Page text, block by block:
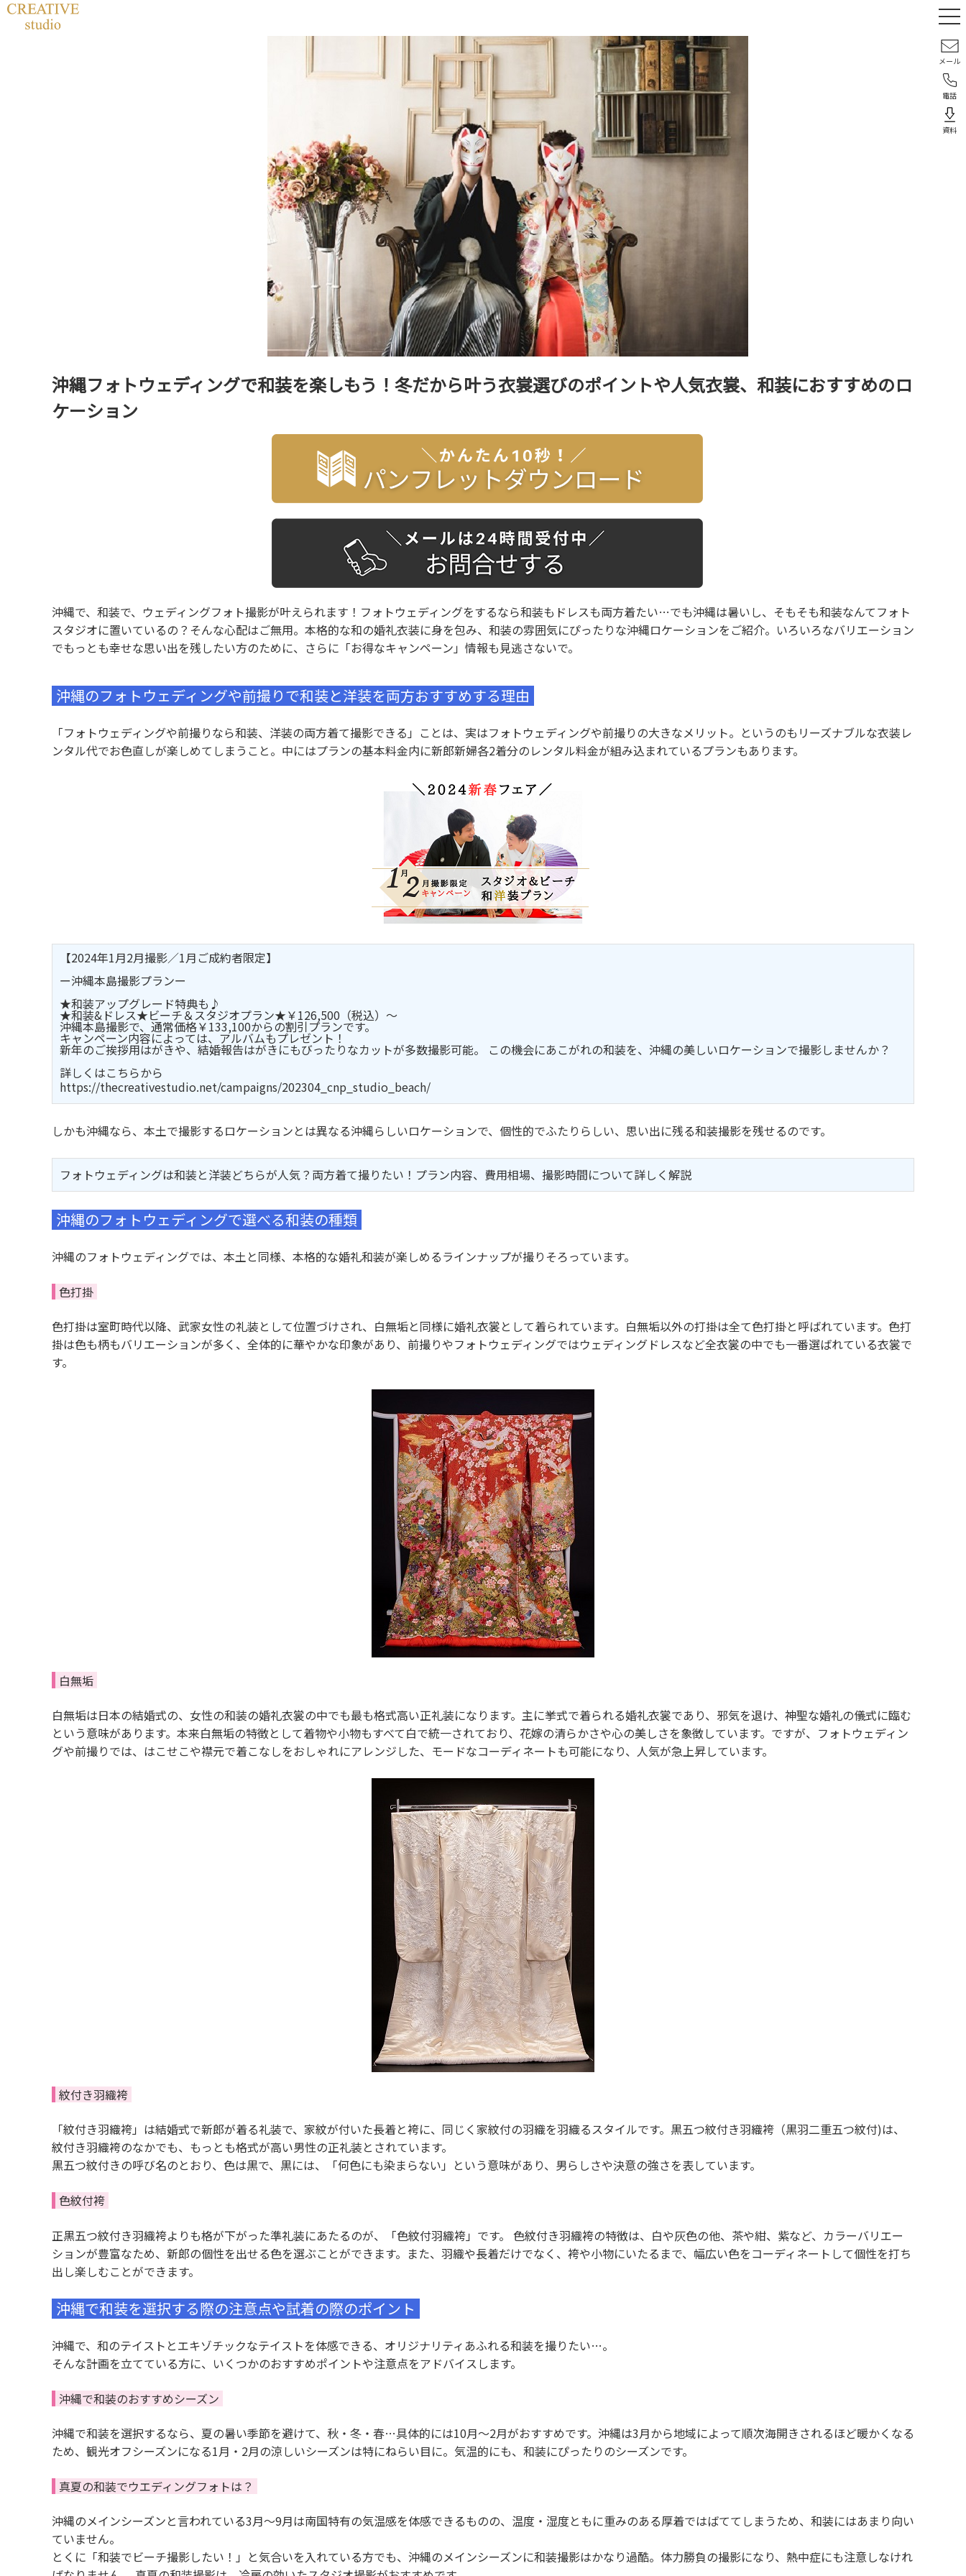
メール
電話
資料
沖縄フォトウェディングで和装を楽しもう！冬だから叶う衣裳選びのポイントや人気衣裳、和装におすすめのロ
ケーション
沖縄で、和装で、ウェディングフォト撮影が叶えられます！フォトウェディングをするなら和装もドレスも両方着たい…でも沖縄は暑いし、そもそも和装なんてフォト
スタジオに置いているの？そんな心配はご無用。本格的な和の婚礼衣装に身を包み、和装の雰囲気にぴったりな沖縄ロケーションをご紹介。いろいろなバリエーション
でもっとも幸せな思い出を残したい方のために、さらに「お得なキャンペーン」情報も見逃さないで。
沖縄のフォトウェディングや前撮りで和装と洋装を両方おすすめする理由
「フォトウェディングや前撮りなら和装、洋装の両方着て撮影できる」ことは、実はフォトウェディングや前撮りの大きなメリット。というのもリーズナブルな衣装レ
ンタル代でお色直しが楽しめてしまうこと。中にはプランの基本料金内に新郎新婦各2着分のレンタル料金が組み込まれているプランもあります。
【2024年1月2月撮影／1月ご成約者限定】
ー沖縄本島撮影プランー
★和装アップグレード特典も♪
★和装&ドレス★ビーチ＆スタジオプラン★￥126,500（税込）～
沖縄本島撮影で、通常価格￥133,100からの割引プランです。
キャンペーン内容によっては、アルバムもプレゼント！
新年のご挨拶用はがきや、結婚報告はがきにもびったりなカットが多数撮影可能。 この機会にあこがれの和装を、沖縄の美しいロケーションで撮影しませんか？
詳しくはこちらから
https://thecreativestudio.net/campaigns/202304_cnp_studio_beach/
しかも沖縄なら、本土で撮影するロケーションとは異なる沖縄らしいロケーションで、個性的でふたりらしい、思い出に残る和装撮影を残せるのです。
フォトウェディングは和装と洋装どちらが人気？両方着て撮りたい！プラン内容、費用相場、撮影時間について詳しく解説
沖縄のフォトウェディングで選べる和装の種類
沖縄のフォトウェディングでは、本土と同様、本格的な婚礼和装が楽しめるラインナップが撮りそろっています。
色打掛
色打掛は室町時代以降、武家女性の礼装として位置づけされ、白無垢と同様に婚礼衣裳として着られています。白無垢以外の打掛は全て色打掛と呼ばれています。色打
掛は色も柄もバリエーションが多く、全体的に華やかな印象があり、前撮りやフォトウェディングではウェディングドレスなど全衣裳の中でも一番選ばれている衣裳で
す。
白無垢
白無垢は日本の結婚式の、女性の和装の婚礼衣裳の中でも最も格式高い正礼装になります。主に挙式で着られる婚礼衣裳であり、邪気を退け、神聖な婚礼の儀式に臨む
という意味があります。本来白無垢の特徴として着物や小物もすべて白で統一されており、花嫁の清らかさや心の美しさを象徴しています。ですが、フォトウェディン
グや前撮りでは、はこせこや襟元で着こなしをおしゃれにアレンジした、モードなコーディネートも可能になり、人気が急上昇しています。
紋付き羽織袴
「紋付き羽織袴」は結婚式で新郎が着る礼装で、家紋が付いた長着と袴に、同じく家紋付の羽織を羽織るスタイルです。黒五つ紋付き羽織袴（黒羽二重五つ紋付)は、
紋付き羽織袴のなかでも、もっとも格式が高い男性の正礼装とされています。
黒五つ紋付きの呼び名のとおり、色は黒で、黒には、「何色にも染まらない」という意味があり、男らしさや決意の強さを表しています。
色紋付袴
正黒五つ紋付き羽織袴よりも格が下がった準礼装にあたるのが、「色紋付羽織袴」です。 色紋付き羽織袴の特徴は、白や灰色の他、茶や紺、紫など、カラーバリエー
ションが豊富なため、新郎の個性を出せる色を選ぶことができます。また、羽織や長着だけでなく、袴や小物にいたるまで、幅広い色をコーディネートして個性を打ち
出し楽しむことができます。
沖縄で和装を選択する際の注意点や試着の際のポイント
沖縄で、和のテイストとエキゾチックなテイストを体感できる、オリジナリティあふれる和装を撮りたい…。
そんな計画を立てている方に、いくつかのおすすめポイントや注意点をアドバイスします。
沖縄で和装のおすすめシーズン
沖縄で和装を選択するなら、夏の暑い季節を避けて、秋・冬・春…具体的には10月～2月がおすすめです。沖縄は3月から地域によって順次海開きされるほど暖かくなる
ため、観光オフシーズンになる1月・2月の涼しいシーズンは特にねらい目に。気温的にも、和装にぴったりのシーズンです。
真夏の和装でウエディングフォトは？
沖縄のメインシーズンと言われている3月〜9月は南国特有の気温感を体感できるものの、温度・湿度ともに重みのある厚着ではばててしまうため、和装にはあまり向い
ていません。
とくに「和装でビーチ撮影したい！」と気合いを入れている方でも、沖縄のメインシーズンに和装撮影はかなり過酷。体力勝負の撮影になり、熱中症にも注意しなけれ